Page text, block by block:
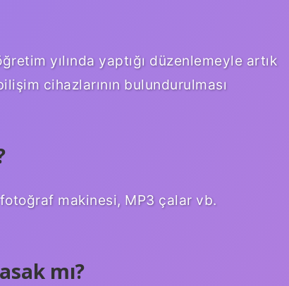
yılında yaptığı düzenlemeyle artık
cihazlarının bulundurulması
makinesi, MP3 çalar vb.
mı?